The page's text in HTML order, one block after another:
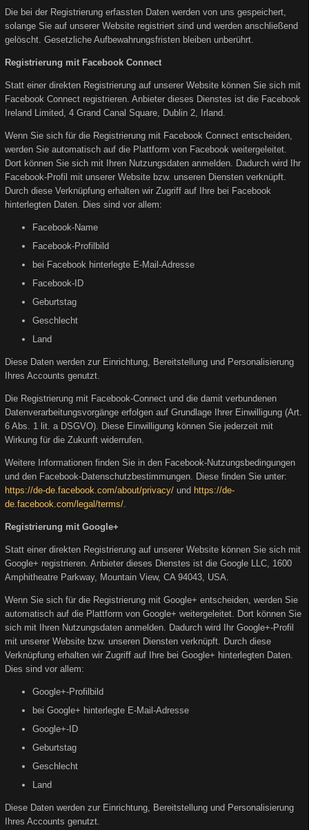
Die bei der Registrierung erfassten Daten werden von uns gespeichert,
solange Sie auf unserer Website registriert sind und werden anschließend
gelöscht. Gesetzliche Aufbewahrungsfristen bleiben unberührt.
Registrierung mit Facebook Connect
Statt einer direkten Registrierung auf unserer Website können Sie sich mit
Facebook Connect registrieren. Anbieter dieses Dienstes ist die Facebook
Ireland Limited, 4 Grand Canal Square, Dublin 2, Irland.
Wenn Sie sich für die Registrierung mit Facebook Connect entscheiden,
werden Sie automatisch auf die Plattform von Facebook weitergeleitet.
Dort können Sie sich mit Ihren Nutzungsdaten anmelden. Dadurch wird Ihr
Facebook-Profil mit unserer Website bzw. unseren Diensten verknüpft.
Durch diese Verknüpfung erhalten wir Zugriff auf Ihre bei Facebook
hinterlegten Daten. Dies sind vor allem:
Facebook-Name
Facebook-Profilbild
bei Facebook hinterlegte E-Mail-Adresse
Facebook-ID
Geburtstag
Geschlecht
Land
Diese Daten werden zur Einrichtung, Bereitstellung und Personalisierung
Ihres Accounts genutzt.
Die Registrierung mit Facebook-Connect und die damit verbundenen
Datenverarbeitungsvorgänge erfolgen auf Grundlage Ihrer Einwilligung (Art.
6 Abs. 1 lit. a DSGVO). Diese Einwilligung können Sie jederzeit mit
Wirkung für die Zukunft widerrufen.
Weitere Informationen finden Sie in den Facebook-Nutzungsbedingungen
und den Facebook-Datenschutzbestimmungen. Diese finden Sie unter:
https://de-de.facebook.com/about/privacy/ und https://de-
de.facebook.com/legal/terms/.
Registrierung mit Google+
Statt einer direkten Registrierung auf unserer Website können Sie sich mit
Google+ registrieren. Anbieter dieses Dienstes ist die Google LLC, 1600
Amphitheatre Parkway, Mountain View, CA 94043, USA.
Wenn Sie sich für die Registrierung mit Google+ entscheiden, werden Sie
automatisch auf die Plattform von Google+ weitergeleitet. Dort können Sie
sich mit Ihren Nutzungsdaten anmelden. Dadurch wird Ihr Google+-Profil
mit unserer Website bzw. unseren Diensten verknüpft. Durch diese
Verknüpfung erhalten wir Zugriff auf Ihre bei Google+ hinterlegten Daten.
Dies sind vor allem:
Google+-Profilbild
bei Google+ hinterlegte E-Mail-Adresse
Google+-ID
Geburtstag
Geschlecht
Land
Diese Daten werden zur Einrichtung, Bereitstellung und Personalisierung
Ihres Accounts genutzt.